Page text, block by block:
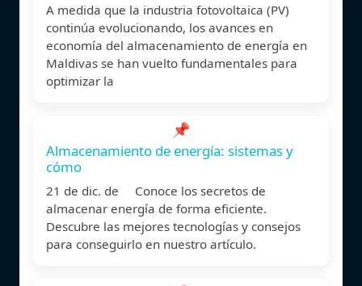
A medida que la industria fotovoltaica (PV)
continúa evolucionando, los avances en
economía del almacenamiento de energía en
Maldivas se han vuelto fundamentales para
optimizar la
📌
Almacenamiento de energía: sistemas y
cómo
21 de dic. de Conoce los secretos de
almacenar energía de forma eficiente.
Descubre las mejores tecnologías y consejos
para conseguirlo en nuestro artículo.